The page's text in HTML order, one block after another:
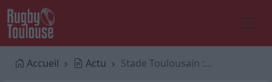
Accueil Actu Stade Toulousain : Théo Ntamack, un avenir rouge et noir jusqu'en 2028